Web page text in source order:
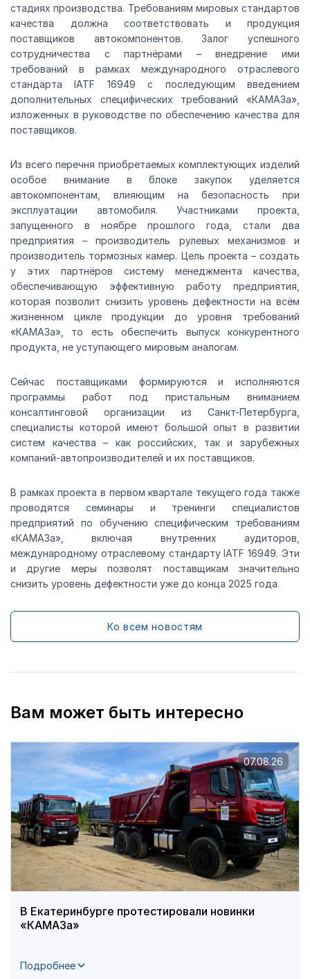
стадиях производства. Требованиям мировых стандартов
качества должна соответствовать и продукция
поставщиков автокомпонентов. Залог успешного
сотрудничества с партнёрами – внедрение ими
требований в рамках международного отраслевого
стандарта IATF 16949 с последующим введением
дополнительных специфических требований «КАМАЗа»,
изложенных в руководстве по обеспечению качества для
поставщиков.
Из всего перечня приобретаемых комплектующих изделий
особое внимание в блоке закупок уделяется
автокомпонентам, влияющим на безопасность при
эксплуатации автомобиля. Участниками проекта,
запущенного в ноябре прошлого года, стали два
предприятия – производитель рулевых механизмов и
производитель тормозных камер. Цель проекта – создать
у этих партнёров систему менеджмента качества,
обеспечивающую эффективную работу предприятия,
которая позволит снизить уровень дефектности на всём
жизненном цикле продукции до уровня требований
«КАМАЗа», то есть обеспечить выпуск конкурентного
продукта, не уступающего мировым аналогам.
Сейчас поставщиками формируются и исполняются
программы работ под пристальным вниманием
консалтинговой организации из Санкт-Петербурга,
специалисты которой имеют большой опыт в развитии
систем качества – как российских, так и зарубежных
компаний-автопроизводителей и их поставщиков.
В рамках проекта в первом квартале текущего года также
проводятся семинары и тренинги специалистов
предприятий по обучению специфическим требованиям
«КАМАЗа», включая внутренних аудиторов,
международному отраслевому стандарту IATF 16949. Эти
и другие меры позволят поставщикам значительно
снизить уровень дефектности уже до конца 2025 года.
Ко всем новостям
Вам может быть интересно
В Екатеринбурге протестировали новинки
«КАМАЗа»
Подробнее
07.08.26